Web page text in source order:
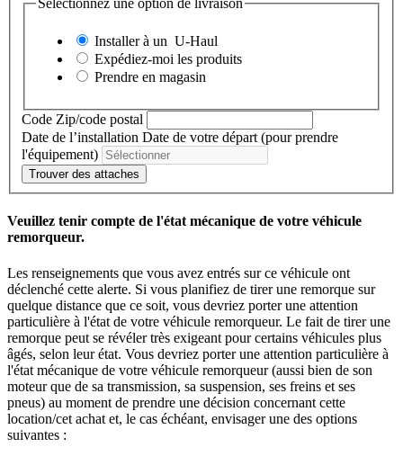
Sélectionnez une option de livraison
Installer à un U-Haul
Expédiez-moi les produits
Prendre en magasin
Code Zip/code postal
Date de l’installation Date de votre départ (pour prendre
l'équipement)
Trouver des attaches
Veuillez tenir compte de l'état mécanique de votre véhicule
remorqueur.
Les renseignements que vous avez entrés sur ce véhicule ont
déclenché cette alerte. Si vous planifiez de tirer une remorque sur
quelque distance que ce soit, vous devriez porter une attention
particulière à l'état de votre véhicule remorqueur. Le fait de tirer une
remorque peut se révéler très exigeant pour certains véhicules plus
âgés, selon leur état. Vous devriez porter une attention particulière à
l'état mécanique de votre véhicule remorqueur (aussi bien de son
moteur que de sa transmission, sa suspension, ses freins et ses
pneus) au moment de prendre une décision concernant cette
location/cet achat et, le cas échéant, envisager une des options
suivantes :